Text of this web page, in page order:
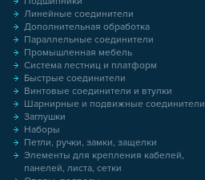
Линейные соединители
Дополнительная обработка
Параллельные соединители
Промышленная мебель
Система лестниц и платформ
Быстрые соединители
Винтовые соединители и втулки
Шарнирные и подвижные соединители
Заглушки
Наборы
Петли, ручки, замки, защелки
Элементы для крепления кабелей,
панелей, листа, сетки